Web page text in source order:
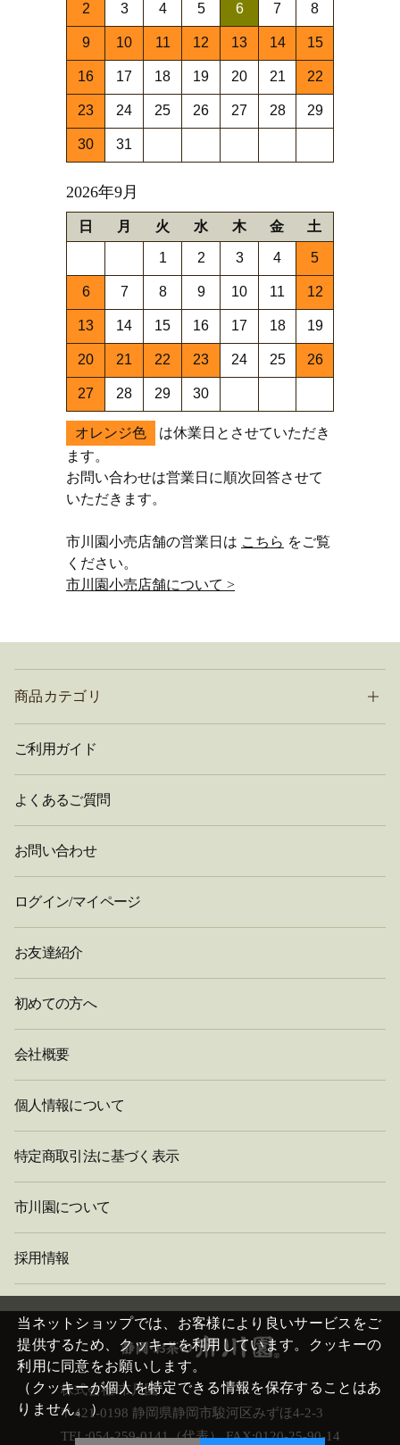
2 3 4 5 6 7 8
9 10 11 12 13 14 15
16 17 18 19 20 21 22
23 24 25 26 27 28 29
30 31
2026年9月
日 月 火 水 木 金 土
1 2 3 4 5
6 7 8 9 10 11 12
13 14 15 16 17 18 19
20 21 22 23 24 25 26
27 28 29 30
オレンジ色
は休業日とさせていただき
ます。
お問い合わせは営業日に順次回答させて
いただきます。
市川園小売店舗の営業日は こちら をご覧
ください。
市川園小売店舗について >
商品カテゴリ
ご利用ガイド
よくあるご質問
お問い合わせ
ログイン/マイページ
お友達紹介
初めての方へ
会社概要
個人情報について
特定商取引法に基づく表示
市川園について
採用情報
株式会社 市川園
〒421-0198 静岡県静岡市駿河区みずほ4-2-3
TEL:054-259-0141（代表） FAX:0120-25-90-14
当ネットショップでは、お客様により良いサービスをご
提供するため、クッキーを利用しています。クッキーの
利用に同意をお願いします。
（クッキーが個人を特定できる情報を保存することはあ
りません。）
閉
じ
る